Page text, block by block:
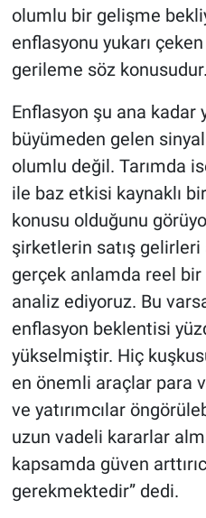
olumlu bir gelişme
enflasyonu yukarı
gerileme söz konusudur.
Enflasyon şu ana kadar
büyümeden gelen
olumlu değil. Tarımda
ile baz etkisi kaynaklı
konusu olduğunu
şirketlerin satış gelirleri
gerçek anlamda reel
analiz ediyoruz. Bu
enflasyon beklentisi
yükselmiştir. Hiç
en önemli araçlar para
ve yatırımcılar
uzun vadeli kararlar
kapsamda güven
gerekmektedir” dedi.